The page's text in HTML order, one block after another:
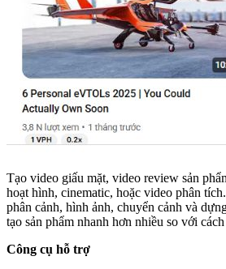
Tạo video giấu mặt, video review sản
hoạt hình, cinematic, hoặc video phân
phân cảnh, hình ảnh, chuyển cảnh và
tạo sản phẩm nhanh hơn nhiều so với
Công cụ hỗ trợ